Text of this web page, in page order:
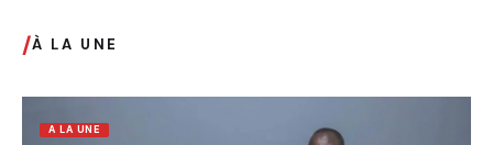
/À LA UNE
A LA UNE